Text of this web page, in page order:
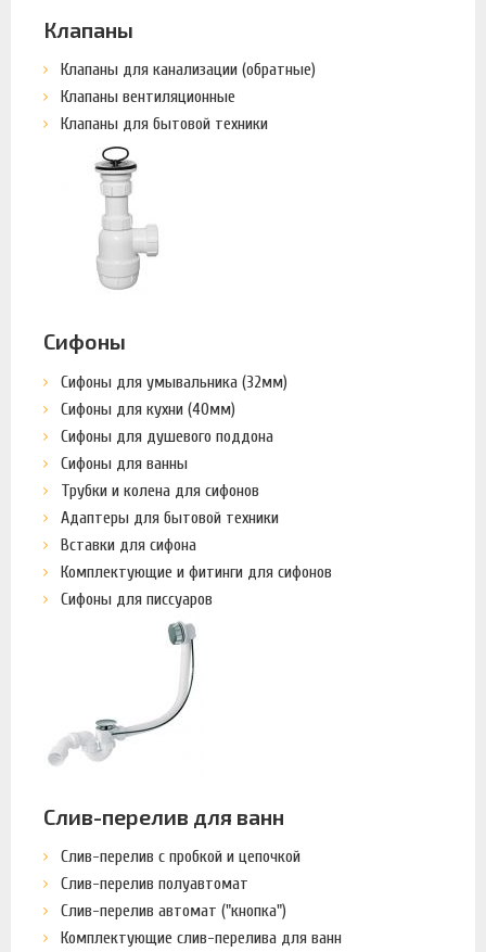
Клапаны
Клапаны для канализации (обратные)
Клапаны вентиляционные
Клапаны для бытовой техники
Сифоны
Сифоны для умывальника (32мм)
Сифоны для кухни (40мм)
Сифоны для душевого поддона
Сифоны для ванны
Трубки и колена для сифонов
Адаптеры для бытовой техники
Вставки для сифона
Комплектующие и фитинги для сифонов
Сифоны для писсуаров
Слив-перелив для ванн
Слив-перелив с пробкой и цепочкой
Слив-перелив полуавтомат
Слив-перелив автомат ("кнопка")
Комплектующие слив-перелива для ванн